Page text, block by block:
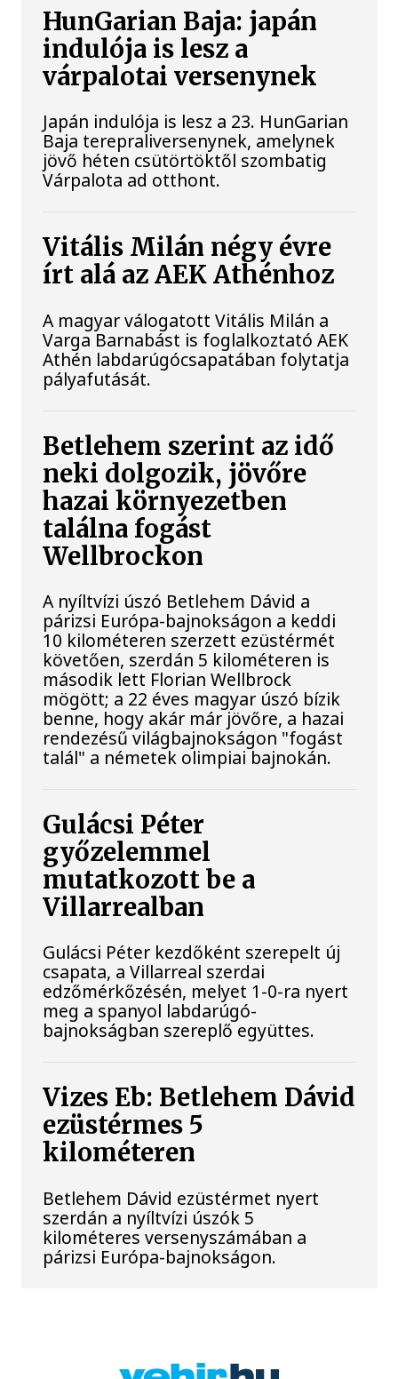
HunGarian Baja: japán
indulója is lesz a
várpalotai versenynek
Japán indulója is lesz a 23. HunGarian
Baja terepraliversenynek, amelynek
jövő héten csütörtöktől szombatig
Várpalota ad otthont.
Vitális Milán négy évre
írt alá az AEK Athénhoz
A magyar válogatott Vitális Milán a
Varga Barnabást is foglalkoztató AEK
Athén labdarúgócsapatában folytatja
pályafutását.
Betlehem szerint az idő
neki dolgozik, jövőre
hazai környezetben
találna fogást
Wellbrockon
A nyíltvízi úszó Betlehem Dávid a
párizsi Európa-bajnokságon a keddi
10 kilométeren szerzett ezüstérmét
követően, szerdán 5 kilométeren is
második lett Florian Wellbrock
mögött; a 22 éves magyar úszó bízik
benne, hogy akár már jövőre, a hazai
rendezésű világbajnokságon "fogást
talál" a németek olimpiai bajnokán.
Gulácsi Péter
győzelemmel
mutatkozott be a
Villarrealban
Gulácsi Péter kezdőként szerepelt új
csapata, a Villarreal szerdai
edzőmérkőzésén, melyet 1-0-ra nyert
meg a spanyol labdarúgó-
bajnokságban szereplő együttes.
Vizes Eb: Betlehem Dávid
ezüstérmes 5
kilométeren
Betlehem Dávid ezüstérmet nyert
szerdán a nyíltvízi úszók 5
kilométeres versenyszámában a
párizsi Európa-bajnokságon.